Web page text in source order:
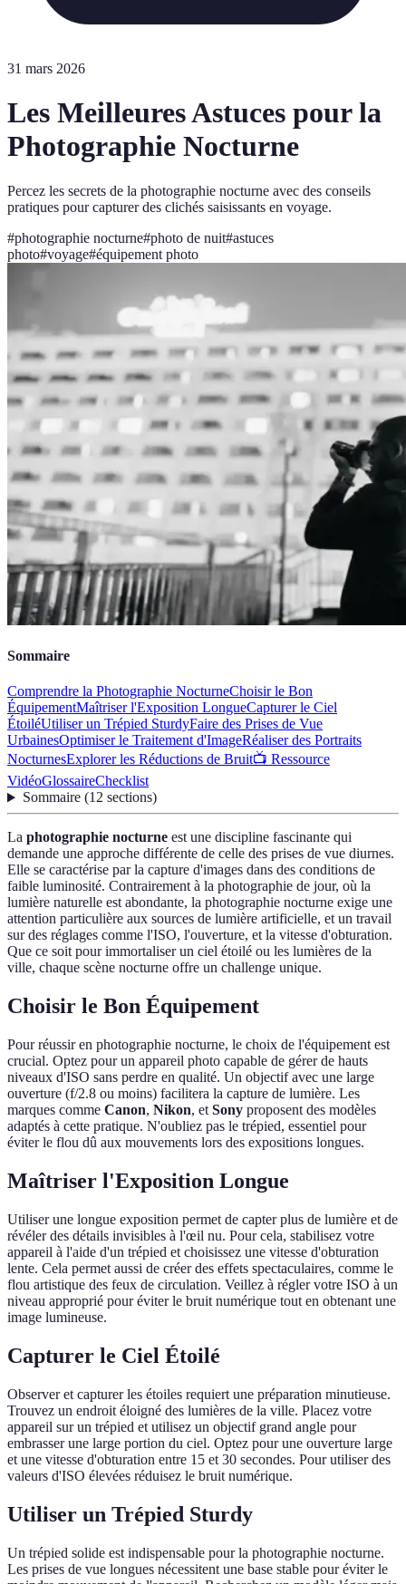
31 mars 2026
Les Meilleures Astuces pour la
Photographie Nocturne
Percez les secrets de la photographie nocturne avec des conseils
pratiques pour capturer des clichés saisissants en voyage.
#photographie nocturne#photo de nuit#astuces
photo#voyage#équipement photo
Sommaire
Comprendre la Photographie NocturneChoisir le Bon
ÉquipementMaîtriser l'Exposition LongueCapturer le Ciel
ÉtoiléUtiliser un Trépied SturdyFaire des Prises de Vue
UrbainesOptimiser le Traitement d'ImageRéaliser des Portraits
NocturnesExplorer les Réductions de Bruit📺 Ressource
VidéoGlossaireChecklist
Sommaire(12 sections)
La photographie nocturne est une discipline fascinante qui
demande une approche différente de celle des prises de vue diurnes.
Elle se caractérise par la capture d'images dans des conditions de
faible luminosité. Contrairement à la photographie de jour, où la
lumière naturelle est abondante, la photographie nocturne exige une
attention particulière aux sources de lumière artificielle, et un travail
sur des réglages comme l'ISO, l'ouverture, et la vitesse d'obturation.
Que ce soit pour immortaliser un ciel étoilé ou les lumières de la
ville, chaque scène nocturne offre un challenge unique.
Choisir le Bon Équipement
Pour réussir en photographie nocturne, le choix de l'équipement est
crucial. Optez pour un appareil photo capable de gérer de hauts
niveaux d'ISO sans perdre en qualité. Un objectif avec une large
ouverture (f/2.8 ou moins) facilitera la capture de lumière. Les
marques comme Canon, Nikon, et Sony proposent des modèles
adaptés à cette pratique. N'oubliez pas le trépied, essentiel pour
éviter le flou dû aux mouvements lors des expositions longues.
Maîtriser l'Exposition Longue
Utiliser une longue exposition permet de capter plus de lumière et de
révéler des détails invisibles à l'œil nu. Pour cela, stabilisez votre
appareil à l'aide d'un trépied et choisissez une vitesse d'obturation
lente. Cela permet aussi de créer des effets spectaculaires, comme le
flou artistique des feux de circulation. Veillez à régler votre ISO à un
niveau approprié pour éviter le bruit numérique tout en obtenant une
image lumineuse.
Capturer le Ciel Étoilé
Observer et capturer les étoiles requiert une préparation minutieuse.
Trouvez un endroit éloigné des lumières de la ville. Placez votre
appareil sur un trépied et utilisez un objectif grand angle pour
embrasser une large portion du ciel. Optez pour une ouverture large
et une vitesse d'obturation entre 15 et 30 secondes. Pour utiliser des
valeurs d'ISO élevées réduisez le bruit numérique.
Utiliser un Trépied Sturdy
Un trépied solide est indispensable pour la photographie nocturne.
Les prises de vue longues nécessitent une base stable pour éviter le